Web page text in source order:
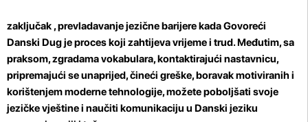
zaključak , prevladavanje jezične barijere kada Govoreći
Danski Dug je proces koji zahtijeva vrijeme i trud. Međutim, sa
praksom, zgradama vokabulara, kontaktirajući nastavnicu,
pripremajući se unaprijed, čineći greške, boravak motiviranih i
korištenjem moderne tehnologije, možete poboljšati svoje
jezičke vještine i naučiti komunikaciju u Danski jeziku